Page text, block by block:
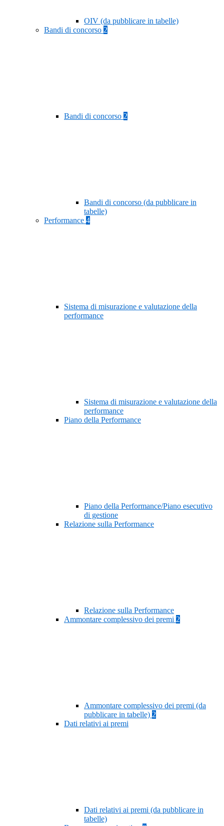
OIV (da pubblicare in tabelle)
Bandi di concorso 2
Bandi di concorso 2
Bandi di concorso (da pubblicare in
tabelle)
Performance 4
Sistema di misurazione e valutazione della
performance
Sistema di misurazione e valutazione della
performance
Piano della Performance
Piano della Performance/Piano esecutivo
di gestione
Relazione sulla Performance
Relazione sulla Performance
Ammontare complessivo dei premi 2
Ammontare complessivo dei premi (da
pubblicare in tabelle) 2
Dati relativi ai premi
Dati relativi ai premi (da pubblicare in
tabelle)